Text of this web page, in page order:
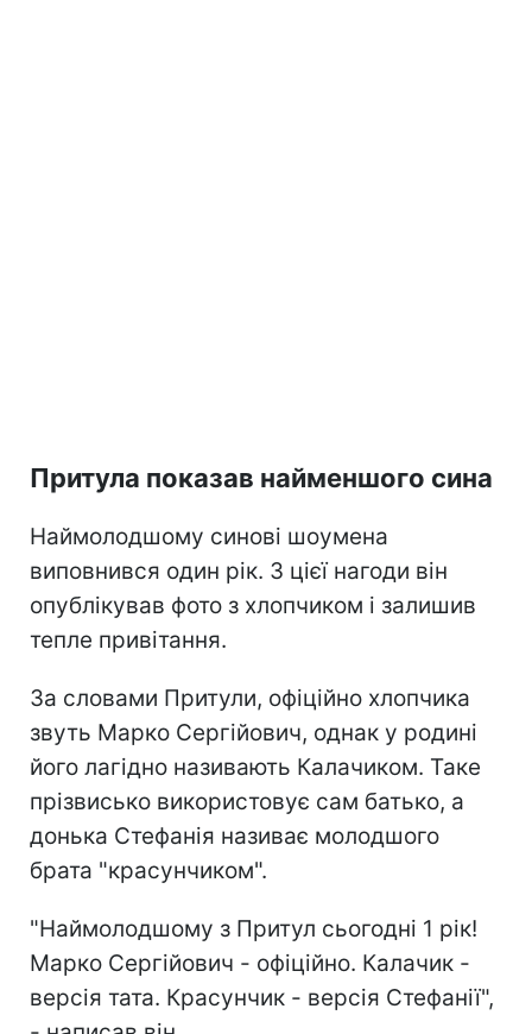
Притула показав найменшого сина
Наймолодшому синові шоумена
виповнився один рік. З цієї нагоди він
опублікував фото з хлопчиком і залишив
тепле привітання.
За словами Притули, офіційно хлопчика
звуть Марко Сергійович, однак у родині
його лагідно називають Калачиком. Таке
прізвисько використовує сам батько, а
донька Стефанія називає молодшого
брата "красунчиком".
"Наймолодшому з Притул сьогодні 1 рік!
Марко Сергійович - офіційно. Калачик -
версія тата. Красунчик - версія Стефанії",